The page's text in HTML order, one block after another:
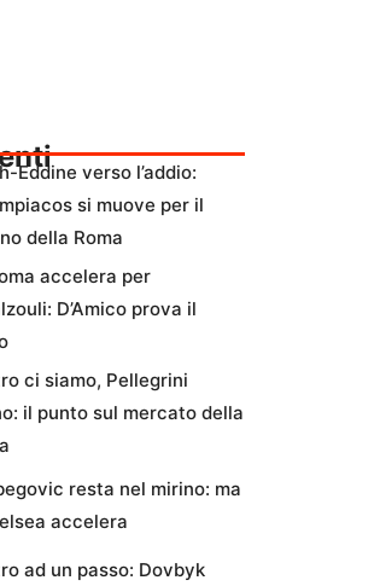
Eddine verso l’addio:
si muove per il
della Roma
accelera per
D’Amico prova il
ci siamo, Pellegrini
il punto sul mercato della
resta nel mirino: ma
accelera
ad un passo: Dovbyk